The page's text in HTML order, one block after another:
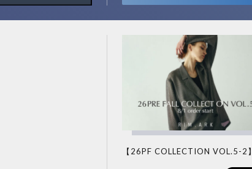
【26PF COLLECTION VOL.5-2】